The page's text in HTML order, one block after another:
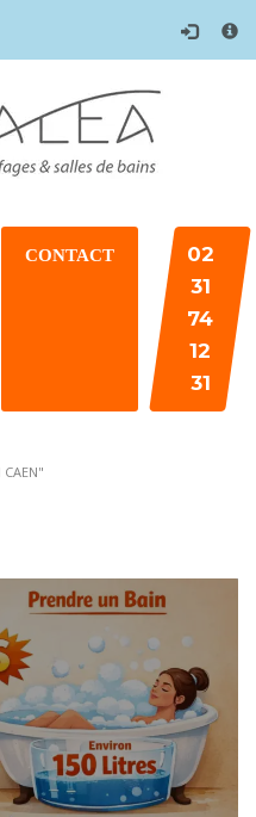
×
CONTACT
02
31
74
12
31
CAEN"